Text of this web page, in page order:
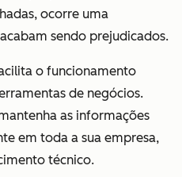
ocorre uma
sendo prejudicados.
o funcionamento
de negócios.
as informações
em toda a sua empresa,
técnico.